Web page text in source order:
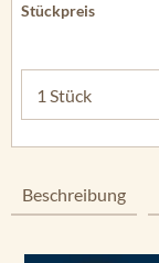
Beschreibung